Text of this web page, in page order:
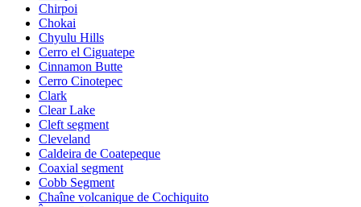
Chirpoi
Chokai
Chyulu Hills
Cerro el Ciguatepe
Cinnamon Butte
Cerro Cinotepec
Clark
Clear Lake
Cleft segment
Cleveland
Caldeira de Coatepeque
Coaxial segment
Cobb Segment
Chaîne volcanique de Cochiquito